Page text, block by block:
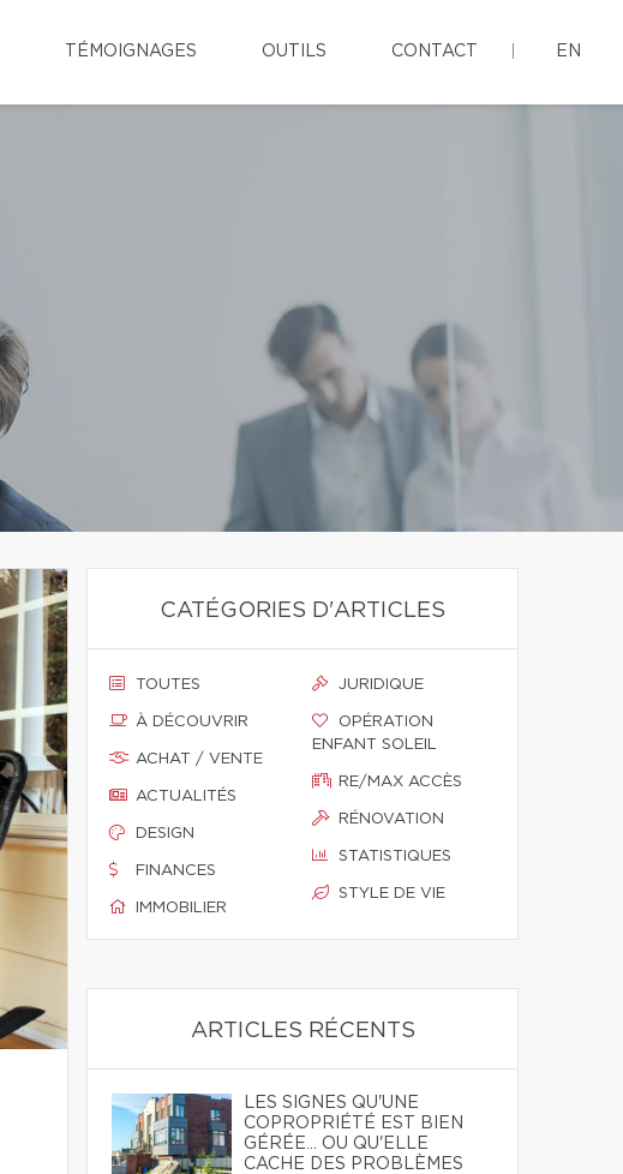
TÉMOIGNAGES OUTILS CONTACT EN
CATÉGORIES D'ARTICLES
TOUTES
À DÉCOUVRIR
ACHAT / VENTE
ACTUALITÉS
DESIGN
FINANCES
IMMOBILIER
JURIDIQUE
ENFANT SOLEIL
RE/MAX ACCÈS
RÉNOVATION
STATISTIQUES
STYLE DE VIE
ARTICLES RÉCENTS
LES SIGNES QU'UNE
COPROPRIÉTÉ EST BIEN
GÉRÉE… OU QU'ELLE
CACHE DES PROBLÈMES